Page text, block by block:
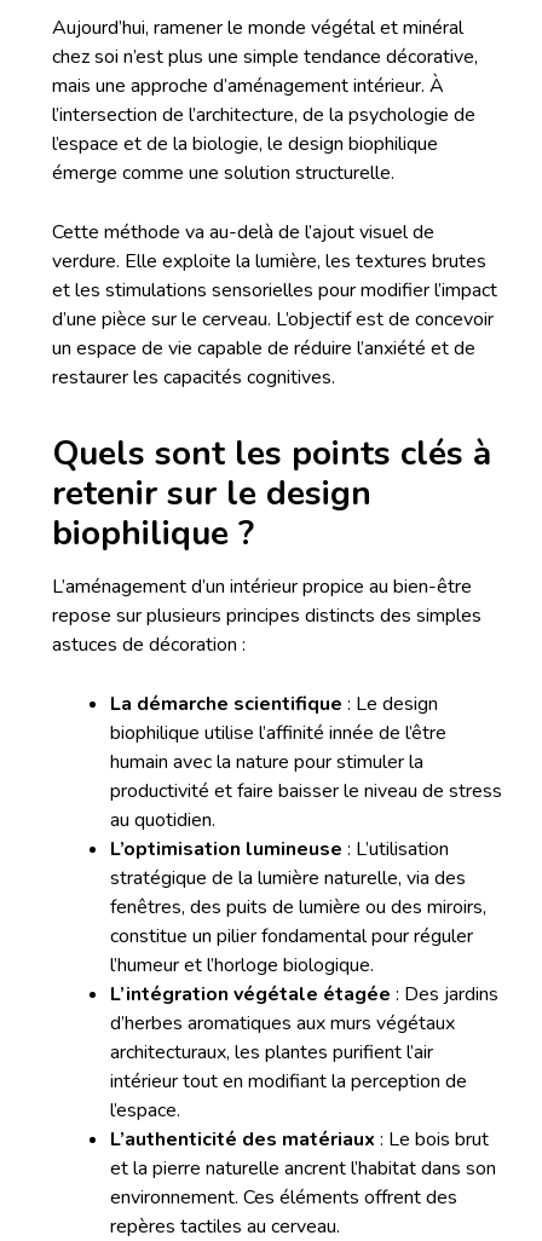
Aujourd’hui, ramener le monde végétal et minéral
chez soi n’est plus une simple tendance décorative,
mais une approche d’aménagement intérieur. À
l’intersection de l’architecture, de la psychologie de
l’espace et de la biologie, le design biophilique
émerge comme une solution structurelle.
Cette méthode va au-delà de l’ajout visuel de
verdure. Elle exploite la lumière, les textures brutes
et les stimulations sensorielles pour modifier l’impact
d’une pièce sur le cerveau. L’objectif est de concevoir
un espace de vie capable de réduire l’anxiété et de
restaurer les capacités cognitives.
Quels sont les points clés à
retenir sur le design
biophilique ?
L’aménagement d’un intérieur propice au bien-être
repose sur plusieurs principes distincts des simples
astuces de décoration :
La démarche scientifique : Le design
biophilique utilise l’affinité innée de l’être
humain avec la nature pour stimuler la
productivité et faire baisser le niveau de stress
au quotidien.
L’optimisation lumineuse : L’utilisation
stratégique de la lumière naturelle, via des
fenêtres, des puits de lumière ou des miroirs,
constitue un pilier fondamental pour réguler
l’humeur et l’horloge biologique.
L’intégration végétale étagée : Des jardins
d’herbes aromatiques aux murs végétaux
architecturaux, les plantes purifient l’air
intérieur tout en modifiant la perception de
l’espace.
L’authenticité des matériaux : Le bois brut
et la pierre naturelle ancrent l’habitat dans son
environnement. Ces éléments offrent des
repères tactiles au cerveau.